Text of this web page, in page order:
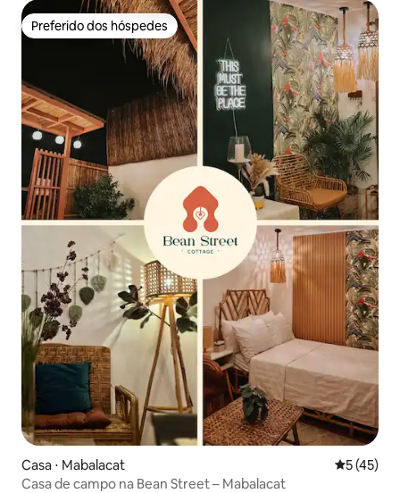
Preferido dos hóspedes
Preferido dos hóspedes
Casa ⋅ Mabalacat 5 de uma
5 (45)
Casa de campo na Bean Street – Mabalacat